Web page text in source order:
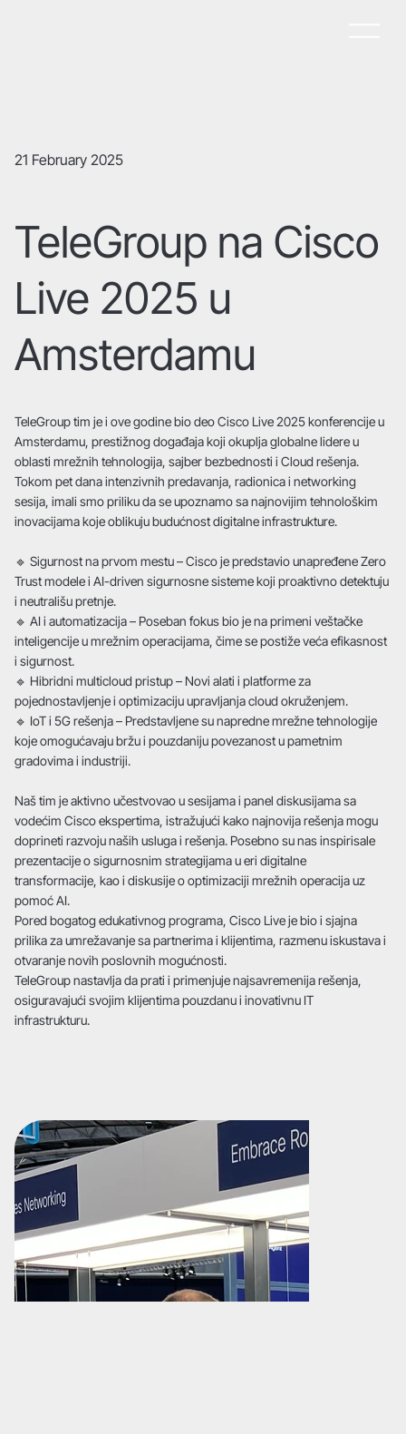
21 February 2025
TeleGroup na Cisco
Live 2025 u
Amsterdamu
TeleGroup tim je i ove godine bio deo Cisco Live 2025 konferencije u
Amsterdamu, prestižnog događaja koji okuplja globalne lidere u
oblasti mrežnih tehnologija, sajber bezbednosti i Cloud rešenja.
Tokom pet dana intenzivnih predavanja, radionica i networking
sesija, imali smo priliku da se upoznamo sa najnovijim tehnološkim
inovacijama koje oblikuju budućnost digitalne infrastrukture.
🔹 Sigurnost na prvom mestu – Cisco je predstavio unapređene Zero
Trust modele i AI-driven sigurnosne sisteme koji proaktivno detektuju
i neutrališu pretnje.
🔹 AI i automatizacija – Poseban fokus bio je na primeni veštačke
inteligencije u mrežnim operacijama, čime se postiže veća efikasnost
i sigurnost.
🔹 Hibridni multicloud pristup – Novi alati i platforme za
pojednostavljenje i optimizaciju upravljanja cloud okruženjem.
🔹 IoT i 5G rešenja – Predstavljene su napredne mrežne tehnologije
koje omogućavaju bržu i pouzdaniju povezanost u pametnim
gradovima i industriji.
Naš tim je aktivno učestvovao u sesijama i panel diskusijama sa
vodećim Cisco ekspertima, istražujući kako najnovija rešenja mogu
doprineti razvoju naših usluga i rešenja. Posebno su nas inspirisale
prezentacije o sigurnosnim strategijama u eri digitalne
transformacije, kao i diskusije o optimizaciji mrežnih operacija uz
pomoć AI.
Pored bogatog edukativnog programa, Cisco Live je bio i sjajna
prilika za umrežavanje sa partnerima i klijentima, razmenu iskustava i
otvaranje novih poslovnih mogućnosti.
TeleGroup nastavlja da prati i primenjuje najsavremenija rešenja,
osiguravajući svojim klijentima pouzdanu i inovativnu IT
infrastrukturu.